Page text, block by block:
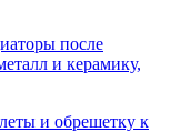
после
и керамику,
и обрешетку к